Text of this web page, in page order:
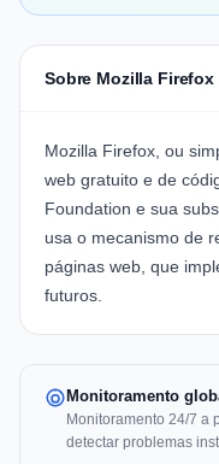
Sobre Mozilla Firefox
Mozilla Firefox, ou
web gratuito e de
Foundation e sua
usa o mecanismo de
páginas web, que
futuros.
Monitoramento
Monitoramento 24/7 a
detectar problemas